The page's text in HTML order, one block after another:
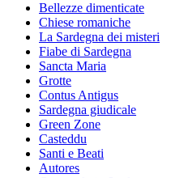
Bellezze dimenticate
Chiese romaniche
La Sardegna dei misteri
Fiabe di Sardegna
Sancta Maria
Grotte
Contus Antigus
Sardegna giudicale
Green Zone
Casteddu
Santi e Beati
Autores